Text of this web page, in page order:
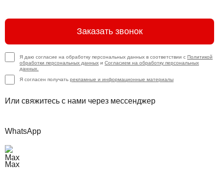
Заказать звонок
Я даю согласие на обработку персональных данных в соответствии с Политикой
обработки персональных данных и Согласием на обработку персональных
данных.
Я согласен получать рекламные и информационные материалы
Или свяжитесь с нами через мессенджер
WhatsApp
Max